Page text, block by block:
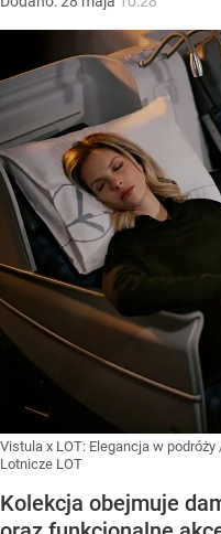
Vistula x LOT: Elegancja w podróży
Lotnicze LOT
Kolekcja obejmuje